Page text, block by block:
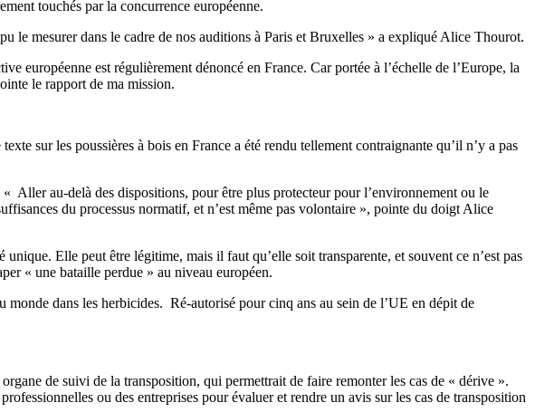
touchés par la concurrence européenne.
le mesurer dans le cadre de nos auditions à Paris et Bruxelles » a expliqué Alice Thourot.
européenne est régulièrement dénoncé en France. Car portée à l’échelle de l’Europe, la
le rapport de ma mission.
sur les poussières à bois en France a été rendu tellement contraignante qu’il n’y a pas
Aller au-delà des dispositions, pour être plus protecteur pour l’environnement ou le
du processus normatif, et n’est même pas volontaire », pointe du doigt Alice
Elle peut être légitime, mais il faut qu’elle soit transparente, et souvent ce n’est pas
« une bataille perdue » au niveau européen.
monde dans les herbicides. Ré-autorisé pour cinq ans au sein de l’UE en dépit de
de suivi de la transposition, qui permettrait de faire remonter les cas de « dérive ».
ou des entreprises pour évaluer et rendre un avis sur les cas de transposition